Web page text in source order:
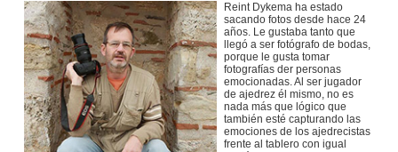
Reint Dykema ha estado
sacando fotos desde hace 24
años. Le gustaba tanto que
llegó a ser fotógrafo de bodas,
porque le gusta tomar
fotografías der personas
emocionadas. Al ser jugador
de ajedrez él mismo, no es
nada más que lógico que
también esté capturando las
emociones de los ajedrecistas
frente al tablero con igual